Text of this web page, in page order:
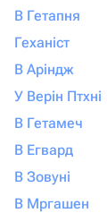
В Гетапня
Геханіст
В Аріндж
У Верін Птхні
В Гетамеч
В Егвард
В Зовуні
В Мргашен